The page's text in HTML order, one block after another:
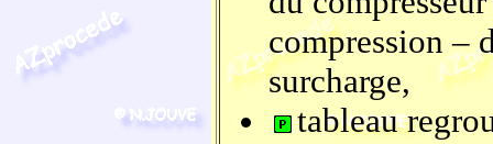
compression –
surcharge,
tableau